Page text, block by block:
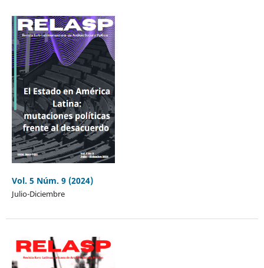
Vol. 5 Núm. 9 (2024)
Julio-Diciembre